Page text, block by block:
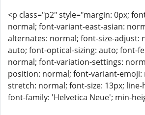
<p class="p2" style="margin: 0px;
normal; font-variant-east-asian:
alternates: normal; font-size-adjust:
auto; font-optical-sizing: auto; font-
normal; font-variation-settings:
position: normal; font-variant-
stretch: normal; font-size: 13px;
font-family: 'Helvetica Neue'; min-